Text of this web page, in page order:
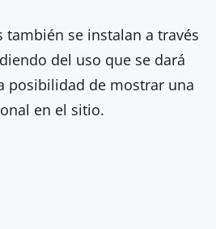
también se instalan a través
del uso que se dará
posibilidad de mostrar una
en el sitio.